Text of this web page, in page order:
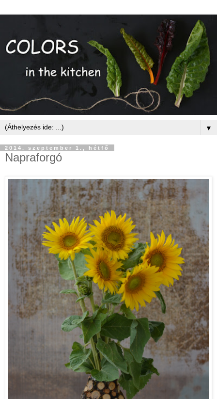
▼
2014. szeptember 1., hétfő
Napraforgó